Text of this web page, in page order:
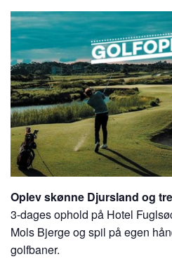
Oplev skønne Djursland og
3-dages ophold på Hotel
Mols Bjerge og spil på egen
golfbaner.